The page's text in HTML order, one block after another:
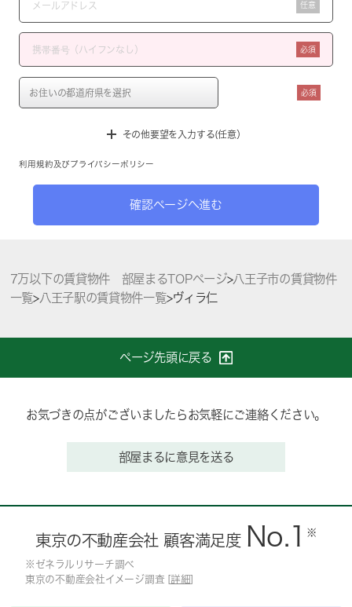
任意
必須
必須
その他要望を入力する(任意）
利用規約 及び プライバシーポリシー
確認ページへ進む
7万以下の賃貸物件 部屋まるTOPページ>八王子市の賃貸物件
一覧>八王子駅の賃貸物件一覧>ヴィラ仁
ページ先頭に戻る
お気づきの点がございましたらお気軽にご連絡ください。
部屋まるに意見を送る
東京の不動産会社 顧客満足度 No.1 ※
※ゼネラルリサーチ調べ
東京の不動産会社イメージ調査 [詳細]